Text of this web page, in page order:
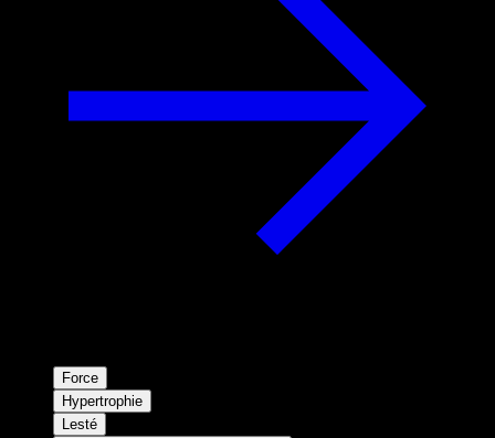
Force
Hypertrophie
Lesté